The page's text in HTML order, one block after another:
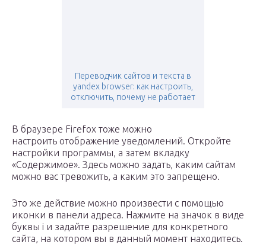
Переводчик сайтов и текста в
yandex browser: как настроить,
отключить, почему не работает
В браузере Firefox тоже можно
настроить отображение уведомлений. Откройте
настройки программы, а затем вкладку
«Содержимое». Здесь можно задать, каким сайтам
можно вас тревожить, а каким это запрещено.
Это же действие можно произвести с помощью
иконки в панели адреса. Нажмите на значок в виде
буквы i и задайте разрешение для конкретного
сайта, на котором вы в данный момент находитесь.